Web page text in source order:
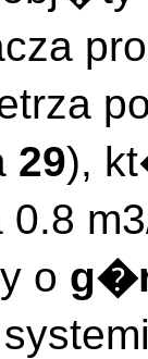
29),
o